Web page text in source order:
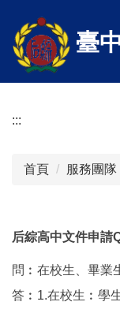
到
主
區
臺
:::
首頁 服務團隊
后綜高中文件申請
問︰在校生、畢業
答︰1.在校生︰學